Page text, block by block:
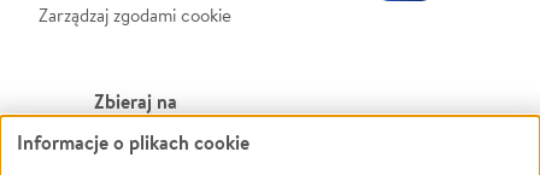
Zarządzaj zgodami cookie
Zbieraj na
Leczenie
Informacje o plikach cookie